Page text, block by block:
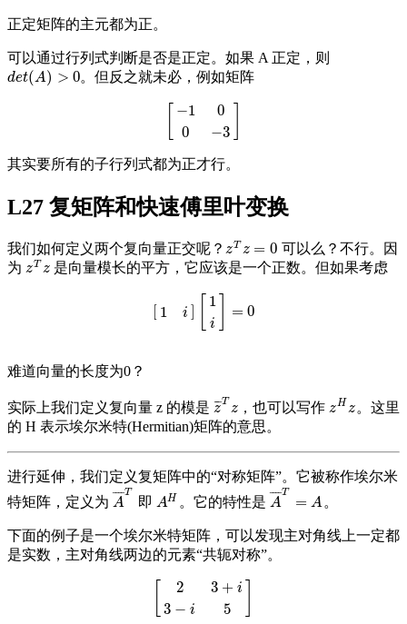
正定矩阵的主元都为正。
可以通过行列式判断是否是正定。如果 A 正定，则
det(A) > 0
det(A)> 0 。但反之就未必，例如矩阵
−1
0
0
−3
其实要所有的子行列式都为正才行。
L27 复矩阵和快速傅里叶变换
我们如何定义两个复向量正交呢？ zT z = 0
zT z=0
可以么？不行。因
为 zT z
zT z 是向量模长的平方，它应该是一个正数。但如果考虑
[ 1 i ]
1
i
= 0
1
难道向量的长度为0？
实际上我们定义复向量 z 的模是 z
¯¯
¯T z
z¯ Tz ，也可以写作 zH z
zHz 。这里
的 H 表示埃尔米特(Hermitian)矩阵的意思。
进行延伸，我们定义复矩阵中的“对称矩阵”。它被称作埃尔米
特矩阵，定义为 A
¯ ¯
¯¯T
A¯ T即 AH
AH 。它的特性是 A
¯ ¯
¯¯T
= A
A¯ T=A 。
下面的例子是一个埃尔米特矩阵，可以发现主对角线上一定都
是实数，主对角线两边的元素“共轭对称”。
2
3 − i
3 + i
5
5